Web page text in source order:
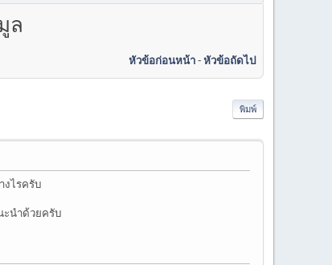
ล
หัวข้อก่อนหน้า-หัวข้อถัดไป
พิมพ์
งไรครับ
นำด้วยครับ